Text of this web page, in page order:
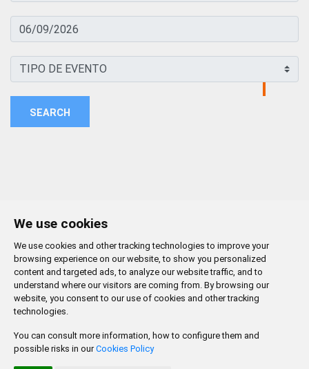
We use cookies
We use cookies and other tracking technologies to improve your
browsing experience on our website, to show you personalized
content and targeted ads, to analyze our website traffic, and to
understand where our visitors are coming from. By browsing our
website, you consent to our use of cookies and other tracking
technologies.
You can consult more information, how to configure them and
possible risks in our Cookies Policy
SEARCH
CONTACTO MAPA WEB